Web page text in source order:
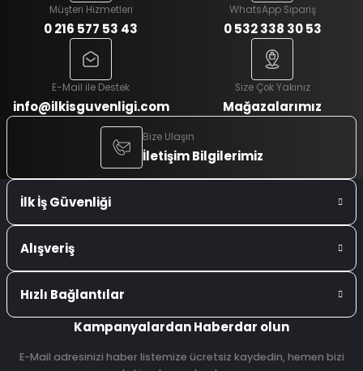
Müşteri Hizmetleri
0 216 577 53 43
WhatsApp Sipariş
0 532 338 30 53
E-Mail ile Destek
info@ilkisguvenligi.com
Size Çok Yakınız
Mağazalarımız
Bize Ulaşın
İletişim Bilgilerimiz
İlk İş Güvenliği
Alışveriş
Hızlı Bağlantılar
Kampanyalardan Haberdar olun
E-Mail adresinizi haber listemize ücretsiz kaydedin, hemen bizi